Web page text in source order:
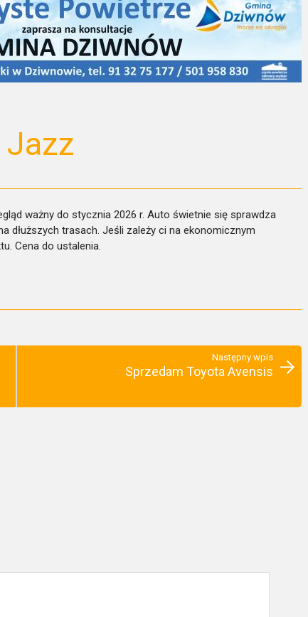
Jazz
ważny do stycznia 2026 r. Auto świetnie się sprawdza
dłuższych trasach. Jeśli zależy ci na ekonomicznym
Cena do ustalenia.
Następny wpis
Sprzedam Toyota Avensis